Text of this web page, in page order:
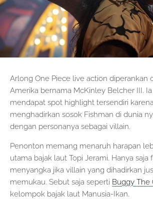
Arlong One Piece live action diperankan
Amerika bernama McKinley Belcher III.
mendapat spot highlight tersendiri
menghadirkan sosok Fishman di dunia
dengan personanya sebagai villain.
Penonton memang menaruh harapan
utama bajak laut Topi Jerami. Hanya saja
menyangka jika villain yang dihadirkan
memukau. Sebut saja seperti Buggy The
kelompok bajak laut Manusia-Ikan.